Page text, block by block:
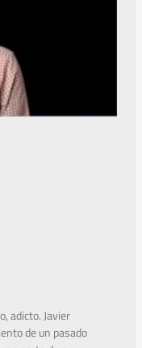
adicto. Javier
de un pasado